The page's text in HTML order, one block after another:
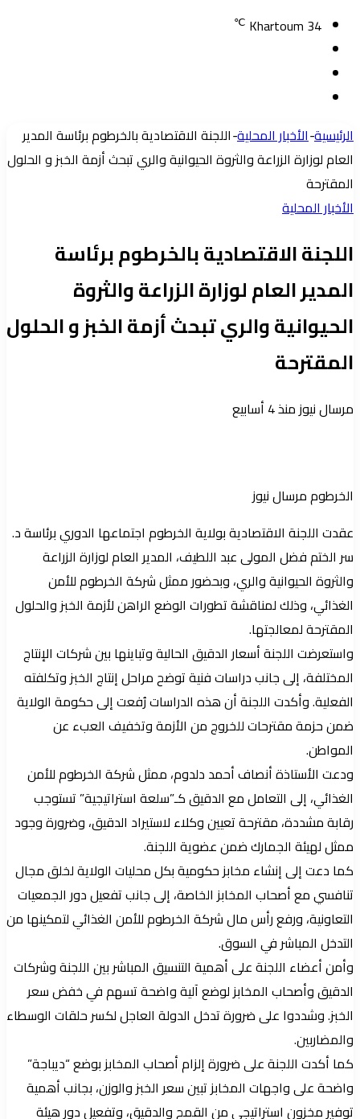
Khartoum 34
℃
جانبيالرئيسية-الأخبار المحلية-اللجنة الاقتصادية بالخرطوم برئاسة المدير
العام لوزارة الزراعة والثروة الحيوانية والري تبحث أزمة الخبز و الحلول
المقترحة
الأخبار المحلية
اللجنة الاقتصادية بالخرطوم برئاسة
المدير العام لوزارة الزراعة والثروة
الحيوانية والري تبحث أزمة الخبز و الحلول
المقترحة
مرسال نيوزأرسل
منذ 4 أسابيع
الخرطوم مرسال نيوز
عقدت اللجنة الاقتصادية بولاية الخرطوم اجتماعها الدوري برئاسة د.
سر الختم فضل المولى عبد اللطيف، المدير العام لوزارة الزراعة
والثروة الحيوانية والري، وبحضور ممثل شركة الخرطوم للأمن
الغذائي، وذلك لمناقشة تطورات الوضع الراهن لأزمة الخبز والحلول
المقترحة لمعالجتها.
واستعرضت اللجنة أسعار الدقيق الحالية وتباينها بين شركات الإنتاج
المختلفة، إلى جانب دراسات فنية توضح مراحل إنتاج الخبز وتكلفته
الفعلية. وأكدت اللجنة أن هذه الدراسات رُفعت إلى حكومة الولاية
ضمن حزمة مقترحات للخروج من الأزمة وتخفيف العبء عن
المواطن.
ودعت الأستاذة أنصاف أحمد دلدوم، ممثل شركة الخرطوم للأمن
الغذائي، إلى التعامل مع الدقيق كـ”سلعة استراتيجية” تستوجب
رقابة مشددة، مقترحة تعيين وكلاء لاستيراد الدقيق، وضرورة وجود
ممثل لهيئة الجمارك ضمن عضوية اللجنة.
كما دعت إلى إنشاء مخابز حكومية بكل محليات الولاية لخلق مجال
تنافسي مع أصحاب المخابز الخاصة، إلى جانب تفعيل دور الجمعيات
التعاونية، ورفع رأس مال شركة الخرطوم للأمن الغذائي لتمكينها من
التدخل المباشر في السوق.
وأمن أعضاء اللجنة على أهمية التنسيق المباشر بين اللجنة وشركات
الدقيق وأصحاب المخابز لوضع آلية واضحة تسهم في خفض سعر
الخبز. وشددوا على ضرورة تدخل الدولة العاجل لكسر حلقات الوسطاء
والمضاربين.
كما أكدت اللجنة على ضرورة إلزام أصحاب المخابز بوضع “ديباجة”
واضحة على واجهات المخابز تبين سعر الخبز والوزن، بجانب أهمية
توفير مخزون استراتيجي من القمح والدقيق، وتفعيل دور هيئة